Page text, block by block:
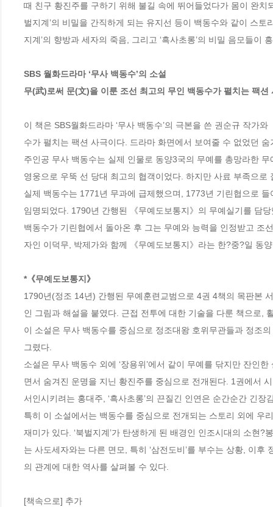
때 친구 황진주를 구하기 위해 불길 속에 뛰어들었다가 몸이 완
벌지계’의 비밀을 간직하게 되는 유지선 등이 백동수와 같이 스
지계’의 향방과 세자의 죽음, 그리고 ‘흑사초롱’의 비밀 음모들이
SBS 월화드라마 ‘무사 백동수’의 소설
무(武)로써 문(文)을 이룬 조선 최고의 무인 백동수가 펼치는 팩션
이 책은 SBS월화드라마 ‘무사 백동수’의 극본을 쓴 권순규 작가
수가 펼치는 팩션 사극이다. 드라마 화면에서 보여줄 수 없었던
주인공 무사 백동수는 실제 인물로 동양3국의 무예를 총망라한
영웅으로 우뚝 선 당대 최고의 협객이었다. 하지만 사료 부족으
실제 백동수는 1771년 무과에 급제했으며, 1773년 기린협으로
임명되었다. 1790년 간행된 《무예도보통지》의 무예실기를 담
백동수가 기린협에서 돌아온 후 그는 무예와 능력을 인정받고 조
자인 이덕무, 박제가와 함께 《무예도보통지》라는 한?중?일 동
*《무예도보통지》
1790년(정조 14년) 간행된 무예훈련교범으로 4권 4책의 목판본
인 그림과 해설을 붙였다. 근접 전투에 대한 기술을 다룬 책으로,
이 소설은 무사 백동수를 중심으로 정조대왕 호위무관들과 정조
그렸다.
소설은 무사 백동수 외에 ‘장용위’에서 같이 무예를 닦지만 잔인
면서 숨겨진 운명을 지닌 황진주를 중심으로 전개된다. 1권에서
서인시키려는 홍대주, ‘흑사초롱’의 끈질긴 인연은 순간순간 긴장
특히 이 소설에서는 백동수를 중심으로 전개되는 스토리 외에 우
재미가 있다. ‘북벌지계’가 탄생하게 된 배경인 인조시대의 소현
는 사도세자와는 다른 면모, 특히 ‘삼전도비’를 부수는 상황, 이
의 관계에 대한 역사를 살펴볼 수 있다.
[책속으로] 추가